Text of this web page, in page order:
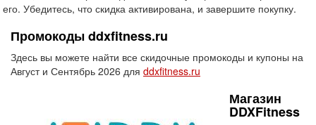
его. Убедитесь, что скидка активирована, и завершите покупку.
Промокоды ddxfitness.ru
Здесь вы можете найти все скидочные промокоды и купоны на
Август и Сентябрь 2026 для ddxfitness.ru
Магазин
DDXFitness